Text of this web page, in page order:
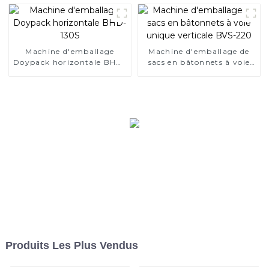
Machine d'emballage
Doypack horizontale BHD-
Machine d'emballage de
sacs en bâtonnets à voie
Produits Les Plus Vendus